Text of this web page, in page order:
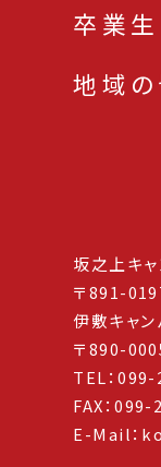
卒業生
地域の
坂之上キャ
〒891-
伊敷キャン
〒890-
TEL：099-
FAX：
E-Mail：